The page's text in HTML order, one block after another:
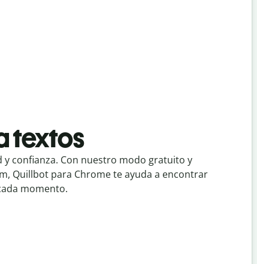
textos
y confianza. Con nuestro modo gratuito y
Quillbot para Chrome te ayuda a encontrar
momento.